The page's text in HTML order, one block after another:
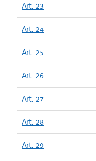
Art. 23
Art. 24
Art. 25
Art. 26
Art. 27
Art. 28
Art. 29